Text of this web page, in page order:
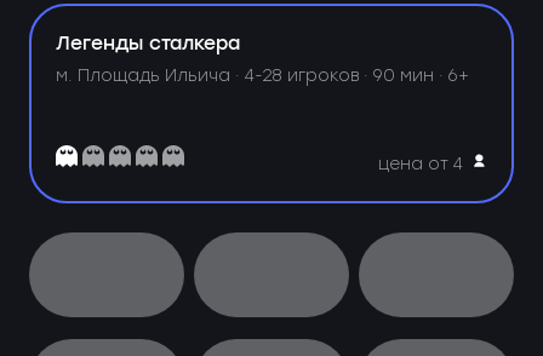
Легенды сталкера
м. Площадь Ильича ·4-28 игроков · 90 мин · 6+
цена от 4